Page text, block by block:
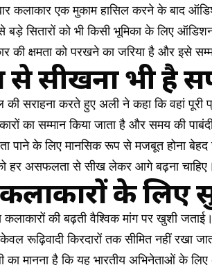
कलाकार एक मुकाम हासिल करने के बाद
बड़े सितारों को भी किसी भूमिका के लिए
की क्षमता को परखने का जरिया है और इसे
सीखना भी है
की सराहना करते हुए अली ने कहा कि वहां पूरी
का सम्मान किया जाता है और समय की
पाने के लिए मानसिक रूप से मजबूत होना
हर असफलता से सीख लेकर आगे बढ़ना चाहिए।
के लिए
की बढ़ती वैश्विक मांग पर खुशी
रूढ़िवादी किरदारों तक सीमित नहीं रखा
का मानना है कि यह भारतीय अभिनेताओं के